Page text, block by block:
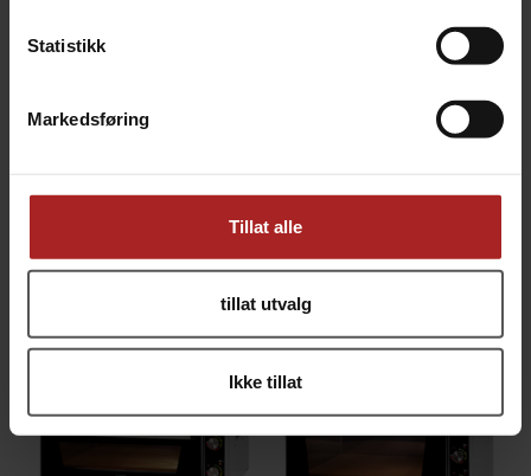
Statistikk
Markedsføring
Tillat alle
tillat utvalg
Ikke tillat
Effeuno P134HA 3200W Pizzaovn
Elektrisk pizzaovn for innendørsbruk
14 290,- 20 690,-